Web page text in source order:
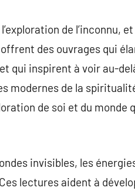
de l’inconnu,
des ouvrages qui
inspirent à voir au-delà
modernes de la
de soi et du monde
invisibles, les
lectures aident à